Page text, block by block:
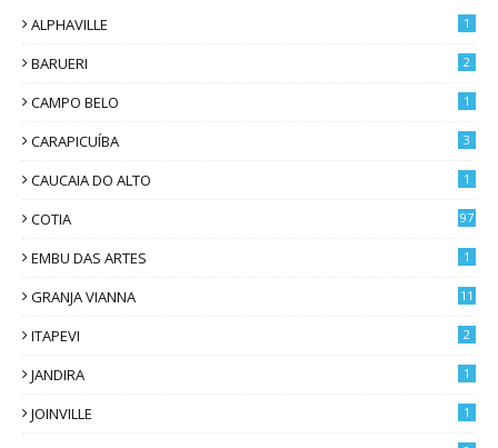
ALPHAVILLE 1
BARUERI 2
CAMPO BELO 1
CARAPICUÍBA 3
CAUCAIA DO ALTO 1
COTIA 97
EMBU DAS ARTES 1
GRANJA VIANNA 11
ITAPEVI 2
JANDIRA 1
JOINVILLE 1